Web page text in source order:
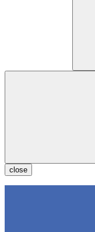
close